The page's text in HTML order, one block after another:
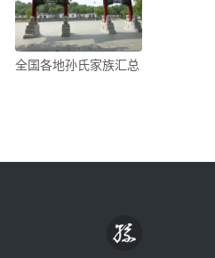
全国各地孙氏家族汇总